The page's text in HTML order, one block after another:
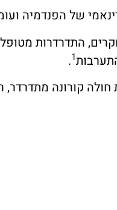
של הפנדמיה
התדרדרות
1
.
חולה קורונה